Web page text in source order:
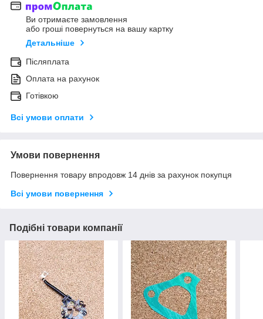
Ви отримаєте замовлення
або гроші повернуться на вашу картку
Детальніше
Післяплата
Оплата на рахунок
Готівкою
Всі умови оплати
Умови повернення
Повернення товару впродовж 14 днів за рахунок покупця
Всі умови повернення
Подібні товари компанії